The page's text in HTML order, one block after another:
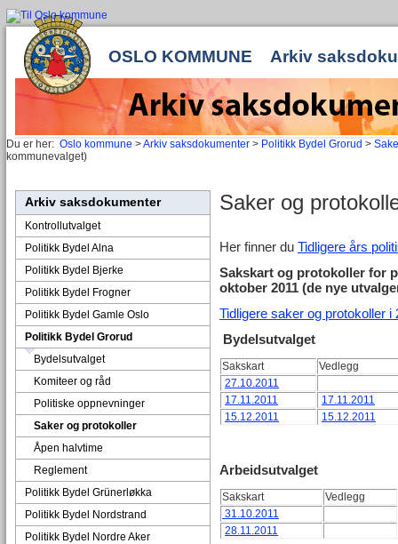
OSLO KOMMUNE Arkiv
Du er her: Oslo kommune >Arkiv saksdokumenter > Politikk Bydel Grorud >
kommunevalget)
Arkiv saksdokumenter
Kontrollutvalget
Politikk Bydel Alna
Politikk Bydel Bjerke
Politikk Bydel Frogner
Politikk Bydel Gamle Oslo
Politikk Bydel Grorud
Bydelsutvalget
Komiteer og råd
Politiske oppnevninger
Saker og protokoller
Åpen halvtime
Reglement
Politikk Bydel Grünerløkka
Politikk Bydel Nordstrand
Politikk Bydel Nordre Aker
Saker og
Her finner du Tidligere års
Sakskart og protokoller for
oktober 2011 (de nye
Tidligere saker og protokoller i
Bydelsutvalget
Sakskart
Vedlegg
27.10.2011
17.11.2011
17.11.2011
15.12.2011
15.12.2011
Arbeidsutvalget
Sakskart
Vedlegg
31.10.2011
28.11.2011